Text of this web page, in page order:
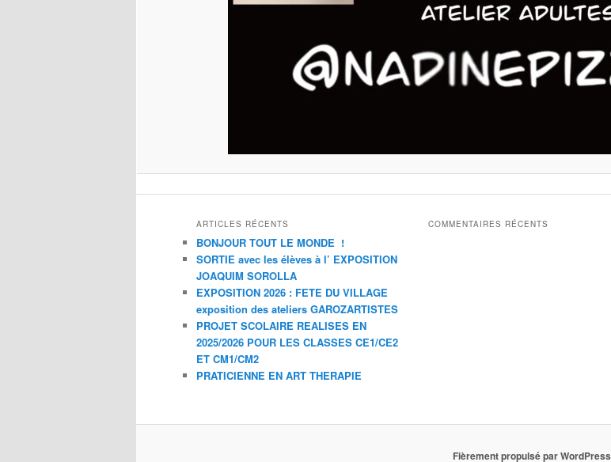
ARTICLES RÉCENTS
BONJOUR TOUT LE MONDE !
SORTIE avec les élèves à l’ EXPOSITION
JOAQUIM SOROLLA
EXPOSITION 2026 : FETE DU VILLAGE
exposition des ateliers GAROZARTISTES
PROJET SCOLAIRE REALISES EN
2025/2026 POUR LES CLASSES CE1/CE2
ET CM1/CM2
PRATICIENNE EN ART THERAPIE
COMMENTAIRES RÉCENTS
Fièrement propulsé par WordPress